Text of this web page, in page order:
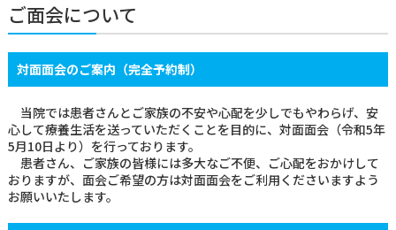
外来のご案内
入院・面会
健診・人間ドック
診療科紹介
ご面会について
対面面会のご案内（完全予約制）
当院では患者さんとご家族の不安や心配を少しでもやわらげ、安
心して療養生活を送っていただくことを目的に、対面面会（令和5年
5月10日より）を行っております。
患者さん、ご家族の皆様には多大なご不便、ご心配をおかけして
おりますが、面会ご希望の方は対面面会をご利用くださいますよう
お願いいたします。